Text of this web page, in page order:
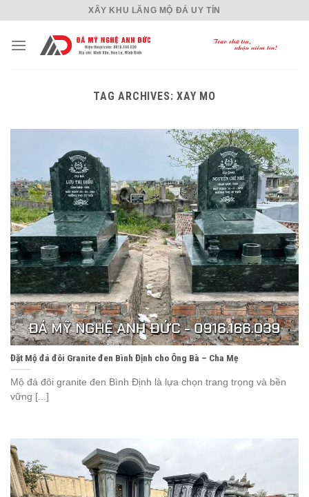
content
XÂY KHU LĂNG MỘ ĐÁ UY TÍN
TAG ARCHIVES:XAY MO
Đặt Mộ đá đôi Granite đen Bình Định cho Ông Bà – Cha Mẹ
Mộ đá đôi granite đen Bình Định là lựa chọn trang trọng và bền
vững [...]